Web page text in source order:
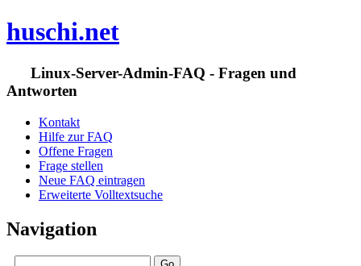
huschi.net
Linux-Server-Admin-FAQ - Fragen und
Antworten
Kontakt
Hilfe zur FAQ
Offene Fragen
Frage stellen
Neue FAQ eintragen
Erweiterte Volltextsuche
Navigation